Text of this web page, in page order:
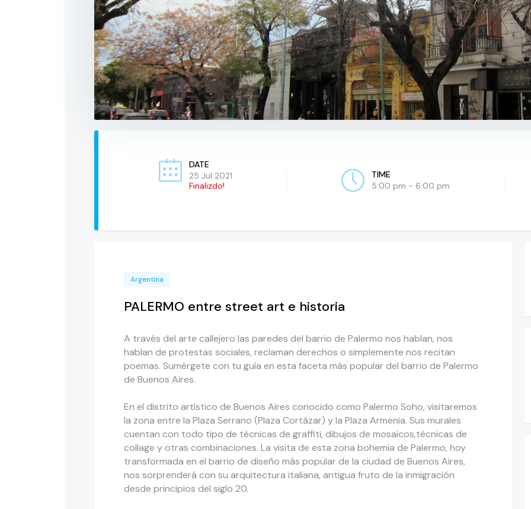
DATE
25 Jul 2021
Finalizdo!
TIME
5:00 pm - 6:00 pm
Argentina
PALERMO entre street art e historia
A través del arte callejero las paredes del barrio de Palermo nos hablan, nos
hablan de protestas sociales, reclaman derechos o simplemente nos recitan
poemas. Sumérgete con tu guía en esta faceta más popular del barrio de Palermo
de Buenos Aires.
En el distrito artístico de Buenos Aires conocido como Palermo Soho, visitaremos
la zona entre la Plaza Serrano (Plaza Cortázar) y la Plaza Armenia. Sus murales
cuentan con todo tipo de técnicas de graffiti, dibujos de mosaicos,técnicas de
collage y otras combinaciones. La visita de esta zona bohemia de Palermo, hoy
transformada en el barrio de diseño más popular de la ciudad de Buenos Aires,
nos sorprenderá con su arquitectura italiana, antigua fruto de la inmigración
desde principios del siglo 20.